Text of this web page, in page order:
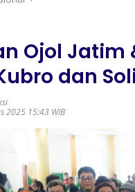
Ojol Jatim
dan
2025 15:43 WIB